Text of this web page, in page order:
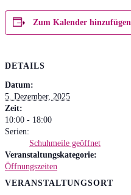
Zum Kalender hinzufügen
DETAILS
Datum:
5. Dezember, 2025
Zeit:
10:00 - 18:00
Serien:
Schuhmeile geöffnet
Veranstaltungskategorie:
Öffnungszeiten
VERANSTALTUNGSORT